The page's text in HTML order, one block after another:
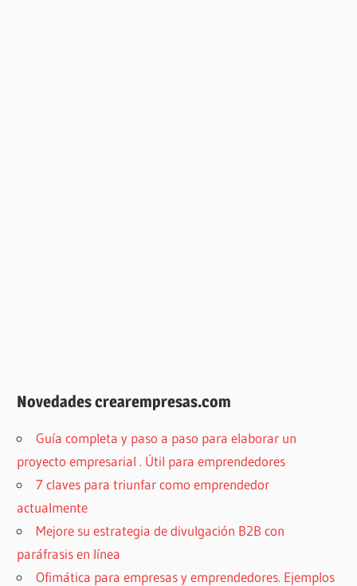
Novedades crearempresas.com
Guía completa y paso a paso para elaborar un
proyecto empresarial . Útil para emprendedores
7 claves para triunfar como emprendedor
actualmente
Mejore su estrategia de divulgación B2B con
paráfrasis en línea
Ofimática para empresas y emprendedores. Ejemplos